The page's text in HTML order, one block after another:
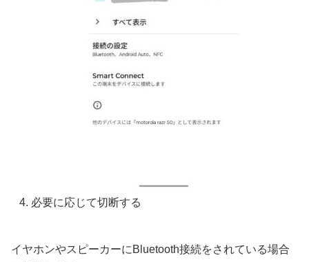
必要に応じて切断する
イヤホンやスピーカーにBluetooth接続をされている場合